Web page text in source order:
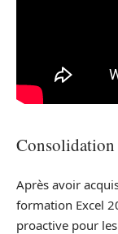
Consolidation
Après avoir
formation Excel
proactive pour